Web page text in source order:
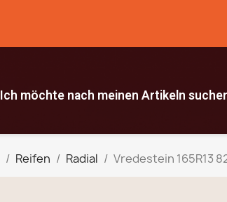
Ich möchte nach meinen Artikeln
Reifen Radial Vredestein 165R13